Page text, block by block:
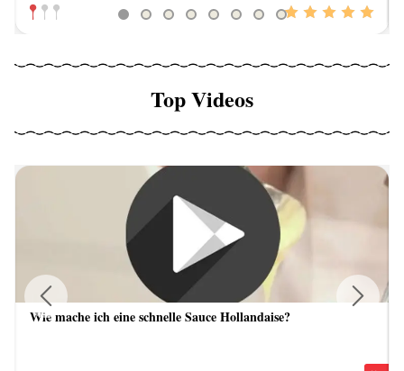
Top Videos
Wie mache ich eine schnelle Sauce Hollandaise?
Previous